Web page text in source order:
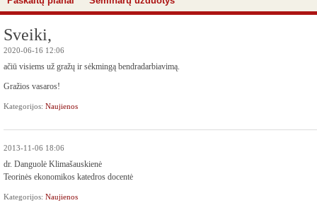
Sveiki,
2020-06-16 12:06
ačiū visiems už gražų ir sėkmingą bendradarbiavimą.
Gražios vasaros!
Kategorijos: Naujienos
2013-11-06 18:06
dr. Danguolė Klimašauskienė
Teorinės ekonomikos katedros docentė
Kategorijos: Naujienos